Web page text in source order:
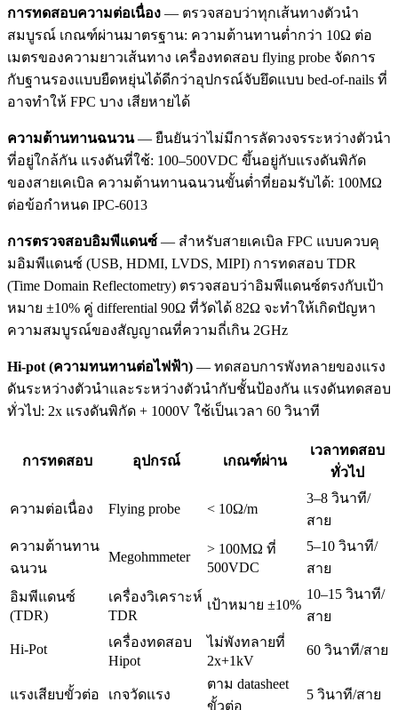
การทดสอบความต่อเนื่อง — ตรวจสอบว่าทุกเส้นทางตัวนำ
สมบูรณ์ เกณฑ์ผ่านมาตรฐาน: ความต้านทานต่ำกว่า 10Ω ต่อ
เมตรของความยาวเส้นทาง เครื่องทดสอบ flying probe จัดการ
กับฐานรองแบบยืดหยุ่นได้ดีกว่าอุปกรณ์จับยึดแบบ bed-of-nails ที่
อาจทำให้ FPC บาง เสียหายได้
ความต้านทานฉนวน— ยืนยันว่าไม่มีการลัดวงจรระหว่างตัวนำ
ที่อยู่ใกล้กัน แรงดันที่ใช้: 100–500VDC ขึ้นอยู่กับแรงดันพิกัด
ของสายเคเบิล ความต้านทานฉนวนขั้นต่ำที่ยอมรับได้: 100MΩ
ต่อข้อกำหนด IPC-6013
การตรวจสอบอิมพีแดนซ์ — สำหรับสายเคเบิล FPC แบบควบคุ
มอิมพีแดนซ์ (USB, HDMI, LVDS, MIPI) การทดสอบ TDR
(Time Domain Reflectometry) ตรวจสอบว่าอิมพีแดนซ์ตรงกับเป้า
หมาย ±10% คู่ differential 90Ω ที่วัดได้ 82Ω จะทำให้เกิดปัญหา
ความสมบูรณ์ของสัญญาณที่ความถี่เกิน 2GHz
Hi-pot (ความทนทานต่อไฟฟ้า) — ทดสอบการพังทลายของแรง
ดันระหว่างตัวนำและระหว่างตัวนำกับชั้นป้องกัน แรงดันทดสอบ
ทั่วไป: 2x แรงดันพิกัด + 1000V ใช้เป็นเวลา 60 วินาที
การทดสอบ อุปกรณ์ เกณฑ์ผ่าน
เวลาทดสอบ
ทั่วไป
ความต่อเนื่อง Flying probe < 10Ω/m
3–8 วินาที/
สาย
ความต้านทาน
ฉนวน
Megohmmeter
> 100MΩ ที่
500VDC
5–10 วินาที/
สาย
อิมพีแดนซ์
(TDR)
เครื่องวิเคราะห์
TDR
เป้าหมาย ±10%
10–15 วินาที/
สาย
Hi-Pot
เครื่องทดสอบ
Hipot
ไม่พังทลายที่
2x+1kV
60 วินาที/สาย
แรงเสียบขั้วต่อ เกจวัดแรง
ตาม datasheet
ขั้วต่อ
5 วินาที/สาย